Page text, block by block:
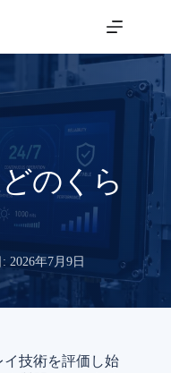
のくら
: 2026年7月9日
技術を評価し始